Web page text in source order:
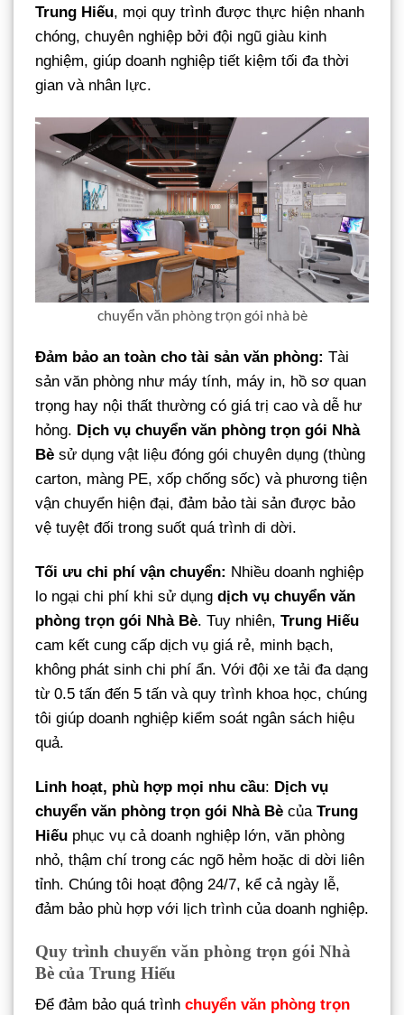
Trung Hiếu, mọi quy trình được thực hiện nhanh
chóng, chuyên nghiệp bởi đội ngũ giàu kinh
nghiệm, giúp doanh nghiệp tiết kiệm tối đa thời
gian và nhân lực.
chuyển văn phòng trọn gói nhà bè
Đảm bảo an toàn cho tài sản văn phòng: Tài
sản văn phòng như máy tính, máy in, hồ sơ quan
trọng hay nội thất thường có giá trị cao và dễ hư
hỏng. Dịch vụ chuyển văn phòng trọn gói Nhà
Bè sử dụng vật liệu đóng gói chuyên dụng (thùng
carton, màng PE, xốp chống sốc) và phương tiện
vận chuyển hiện đại, đảm bảo tài sản được bảo
vệ tuyệt đối trong suốt quá trình di dời.
Tối ưu chi phí vận chuyển: Nhiều doanh nghiệp
lo ngại chi phí khi sử dụng dịch vụ chuyển văn
phòng trọn gói Nhà Bè. Tuy nhiên, Trung Hiếu
cam kết cung cấp dịch vụ giá rẻ, minh bạch,
không phát sinh chi phí ẩn. Với đội xe tải đa dạng
từ 0.5 tấn đến 5 tấn và quy trình khoa học, chúng
tôi giúp doanh nghiệp kiểm soát ngân sách hiệu
quả.
Linh hoạt, phù hợp mọi nhu cầu: Dịch vụ
chuyển văn phòng trọn gói Nhà Bè của Trung
Hiếu phục vụ cả doanh nghiệp lớn, văn phòng
nhỏ, thậm chí trong các ngõ hẻm hoặc di dời liên
tỉnh. Chúng tôi hoạt động 24/7, kể cả ngày lễ,
đảm bảo phù hợp với lịch trình của doanh nghiệp.
Quy trình chuyển văn phòng trọn gói Nhà
Bè của Trung Hiếu
Để đảm bảo quá trình chuyển văn phòng trọn